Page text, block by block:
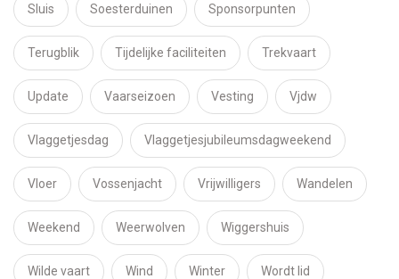
Sluis Soesterduinen Sponsorpunten
Terugblik Tijdelijke faciliteiten Trekvaart
Update Vaarseizoen Vesting Vjdw
Vlaggetjesdag Vlaggetjesjubileumsdagweekend
Vloer Vossenjacht Vrijwilligers Wandelen
Weekend Weerwolven Wiggershuis
Wilde vaart Wind Winter Wordt lid